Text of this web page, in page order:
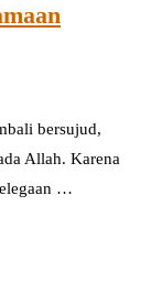
Allah. Karena
…